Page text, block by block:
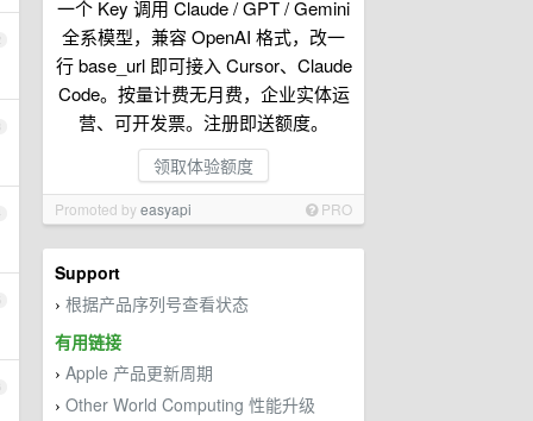
一个 Key 调用 Claude / GPT / Gemini
全系模型，兼容 OpenAI 格式，改一
行 base_url 即可接入 Cursor、Claude
Code。按量计费无月费，企业实体运
营、可开发票。注册即送额度。
领取体验额度
Promoted byeasyapi PRO
Support
› 根据产品序列号查看状态
有用链接
› Apple 产品更新周期
› Other World Computing 性能升级